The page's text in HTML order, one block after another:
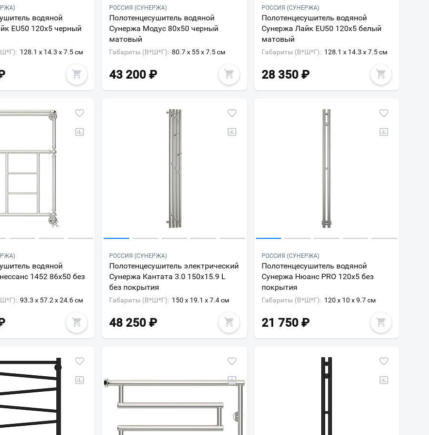
водяной
EU50 120х5 черный
128.1 x 14.3 x 7.5 см
РОССИЯ (СУНЕРЖА)
Полотенцесушитель водяной
Сунержа Модус 80х50 черный
матовый
Габариты (В*Ш*Г): 80.7 x 55 x 7.5 см
43 200 ₽
РОССИЯ (СУНЕРЖА)
Полотенцесушитель водяной
Сунержа Лайк EU50 120х5 белый
матовый
Габариты (В*Ш*Г): 128.1 x 14.3 x 7.5 см
28 350 ₽
водяной
1452 86x50 без
93.3 x 57.2 x 24.6 см
РОССИЯ (СУНЕРЖА)
Полотенцесушитель электрический
Сунержа Кантата 3.0 150х15.9 L
без покрытия
Габариты (В*Ш*Г): 150 x 19.1 x 7.4 см
48 250 ₽
РОССИЯ (СУНЕРЖА)
Полотенцесушитель водяной
Сунержа Нюанс PRO 120х5 без
покрытия
Габариты (В*Ш*Г): 120 x 10 x 9.7 см
21 750 ₽